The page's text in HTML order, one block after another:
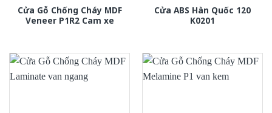
Cửa Gỗ Chống Cháy MDF
Veneer P1R2 Cam xe
Cửa ABS Hàn Quốc 120
K0201